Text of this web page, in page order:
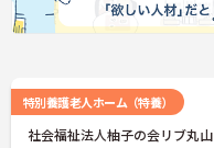
特別養護老人ホーム（特養）
社会福祉法人柚子の会リブ丸山